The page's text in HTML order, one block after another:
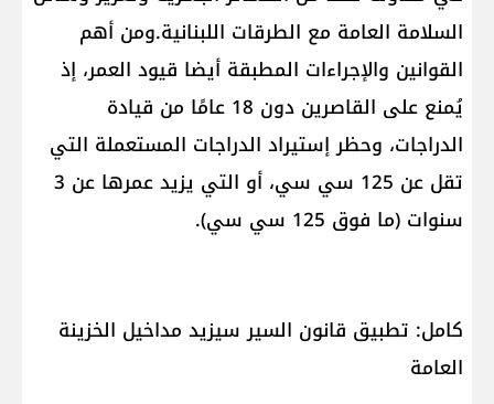
السلامة العامة مع الطرقات اللبنانية.ومن أهم
القوانين والإجراءات المطبقة أيضا قيود العمر، إذ
يُمنع على القاصرين دون 18 عامًا من قيادة
الدراجات، وحظر إستيراد الدراجات المستعملة التي
تقل عن 125 سي سي، أو التي يزيد عمرها عن 3
سنوات (ما فوق 125 سي سي).
كامل: تطبيق قانون السير سيزيد مداخيل الخزينة
العامة